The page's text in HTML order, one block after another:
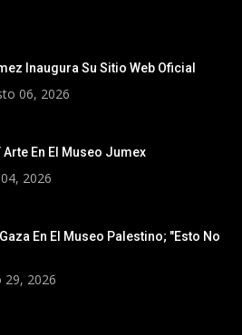
Inaugura Su Sitio Web Oficial
06, 2026
Arte En El Museo Jumex
2026
En El Museo Palestino; "Esto No
29, 2026